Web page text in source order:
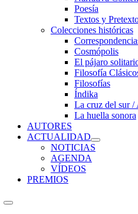
Poesía
Textos y
Colecciones históricas
Cosmópolis
El pájaro
Filosofía
Filosofías
Índika
La cruz del sur /
La huella sonora
AUTORES
ACTUALIDAD
NOTICIAS
AGENDA
VÍDEOS
PREMIOS